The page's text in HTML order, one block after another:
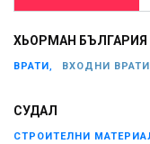
ХЬОРМАН БЪЛГАРИЯ
ВРАТИ, ВХОДНИ
СУДАЛ
СТРОИТЕЛНИ